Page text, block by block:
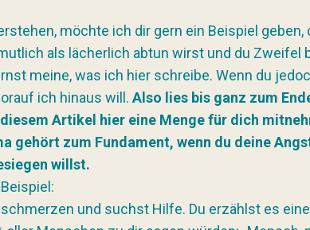
möchte ich dir gern ein Beispiel
als lächerlich abtun wirst und du Zweifel
meine, was ich hier schreibe. Wenn du
ich hinaus will. Also lies bis ganz zum
Artikel hier eine Menge für dich
gehört zum Fundament, wenn du deine
willst.
und suchst Hilfe. Du erzählst es